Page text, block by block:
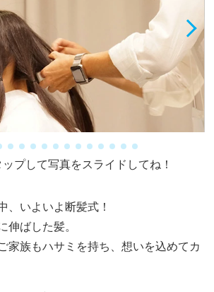
プして写真をスライドしてね！
、いよいよ断髪式！
伸ばした髪。
家族もハサミを持ち、想いを込めてカ